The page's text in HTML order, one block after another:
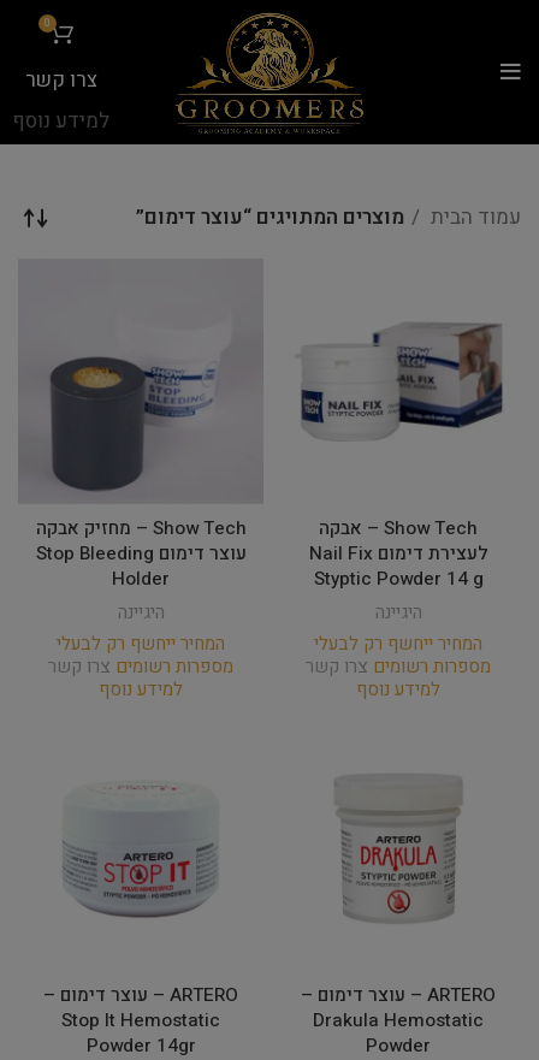
0
צרו קשר
למידע נוסף
עמוד הבית מוצרים המתויגים “עוצר דימום”
Show Tech – אבקה
לעצירת דימום Nail Fix
Styptic Powder 14 g
היגיינה
המחיר ייחשף רק לבעלי
מספרות רשומים צרו קשר
למידע נוסף
Show Tech – מחזיק אבקה
עוצר דימום Stop Bleeding
Holder
היגיינה
המחיר ייחשף רק לבעלי
מספרות רשומים צרו קשר
למידע נוסף
ARTERO – עוצר דימום –
Drakula Hemostatic
Powder
ARTERO – עוצר דימום –
Stop It Hemostatic
Powder 14gr